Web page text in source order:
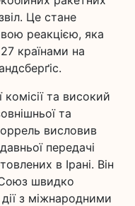
Це стане
реакцією, яка
країнами на
та високий
та
висловив
передачі
в Ірані. Він
швидко
з міжнародними